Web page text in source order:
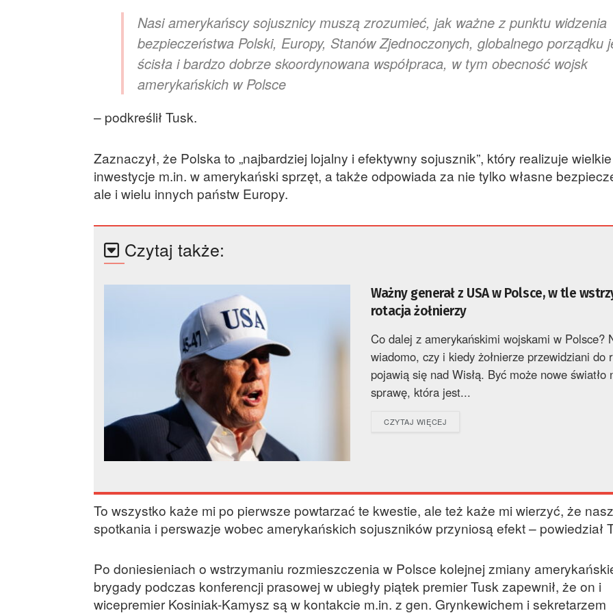
Nasi amerykańscy sojusznicy muszą zrozumieć, jak ważne z punktu widzenia
bezpieczeństwa Polski, Europy, Stanów Zjednoczonych, globalnego porządku
ścisła i bardzo dobrze skoordynowana współpraca, w tym obecność wojsk
amerykańskich w Polsce
– podkreślił Tusk.
Zaznaczył, że Polska to „najbardziej lojalny i efektywny sojusznik”, który realizuje wielkie
inwestycje m.in. w amerykański sprzęt, a także odpowiada za nie tylko własne
ale i wielu innych państw Europy.
Czytaj także:
Ważny generał z USA w Polsce, w tle
rotacja żołnierzy
Co dalej z amerykańskimi wojskami w Polsce?
wiadomo, czy i kiedy żołnierze przewidziani do
pojawią się nad Wisłą. Być może nowe światło
sprawę, która jest...
CZYTAJ WIĘCEJ
To wszystko każe mi po pierwsze powtarzać te kwestie, ale też każe mi wierzyć, że
spotkania i perswazje wobec amerykańskich sojuszników przyniosą efekt – powiedział
Po doniesieniach o wstrzymaniu rozmieszczenia w Polsce kolejnej zmiany
brygady podczas konferencji prasowej w ubiegły piątek premier Tusk zapewnił, że on i
wicepremier Kosiniak-Kamysz są w kontakcie m.in. z gen. Grynkewichem i sekretarzem